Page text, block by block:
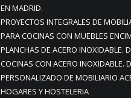
EN MADRID.
PROYECTOS INTEGRALES DE
PARA COCINAS CON MUEBLES
PLANCHAS DE ACERO INOXIDABLE.
COCINAS CON ACERO INOXIDABLE.
PERSONALIZADO DE MOBILIARIO
HOGARES Y HOSTELERIA